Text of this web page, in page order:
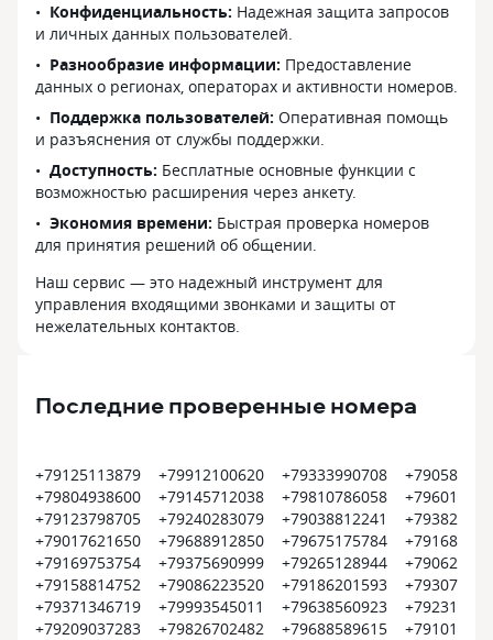
Конфиденциальность: Надежная защита запросов
и личных данных пользователей.
Разнообразие информации: Предоставление
данных о регионах, операторах и активности номеров.
Поддержка пользователей: Оперативная помощь
и разъяснения от службы поддержки.
Доступность: Бесплатные основные функции с
возможностью расширения через анкету.
Экономия времени: Быстрая проверка номеров
для принятия решений об общении.
Наш сервис — это надежный инструмент для
управления входящими звонками и защиты от
нежелательных контактов.
Последние проверенные номера
+79125113879
+79804938600
+79123798705
+79017621650
+79169753754
+79158814752
+79371346719
+79209037283
+79912100620
+79145712038
+79240283079
+79688912850
+79375690999
+79086223520
+79993545011
+79826702482
+79333990708
+79810786058
+79038812241
+79675175784
+79265128944
+79186201593
+79638560923
+79688589615